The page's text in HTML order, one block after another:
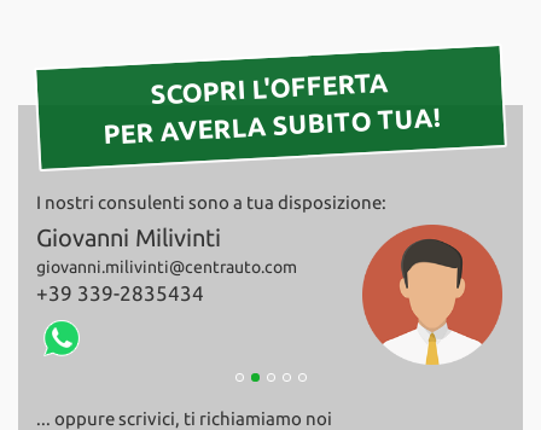
SCOPRI L'OFFERTA
PER AVERLA SUBITO TUA!
I nostri consulenti sono a tua disposizione:
Giovanni Milivinti
giovanni.milivinti@centrauto.com
+39 339-2835434
... oppure scrivici, ti richiamiamo noi
Salva
le